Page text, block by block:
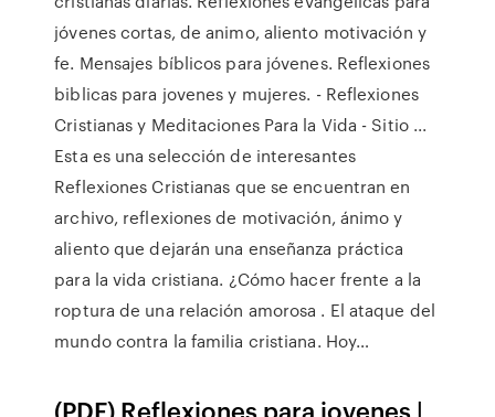
jóvenes cortas, de animo, aliento motivación y
fe. Mensajes bíblicos para jóvenes. Reflexiones
biblicas para jovenes y mujeres. - Reflexiones
Cristianas y Meditaciones Para la Vida - Sitio ...
Esta es una selección de interesantes
Reflexiones Cristianas que se encuentran en
archivo, reflexiones de motivación, ánimo y
aliento que dejarán una enseñanza práctica
para la vida cristiana. ¿Cómo hacer frente a la
roptura de una relación amorosa . El ataque del
mundo contra la familia cristiana. Hoy…
(PDF) Reflexiones para jovenes |